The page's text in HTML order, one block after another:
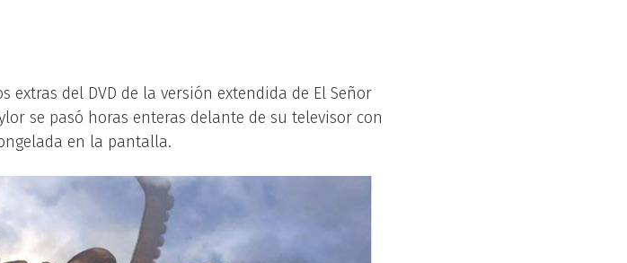
del DVD de la versión extendida de El Señor
se pasó horas enteras delante de su televisor con
en la pantalla.